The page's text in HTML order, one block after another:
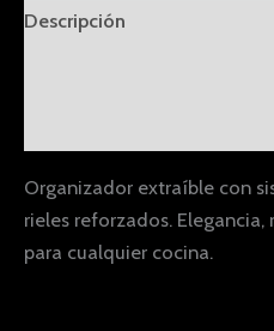
Descripción
Organizador extraíble con
rieles reforzados.
para cualquier cocina.